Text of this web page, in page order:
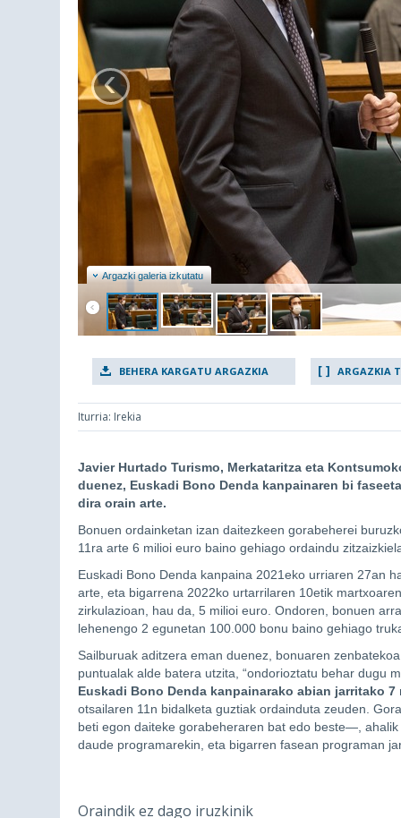
‹
Argazki galeria izkutatu
BEHERA KARGATU ARGAZKIA ARGAZKIA
Iturria: Irekia
Javier Hurtado Turismo, Merkataritza eta
duenez, Euskadi Bono Denda kanpainaren bi
dira orain arte.
Bonuen ordainketan izan daitezkeen gorabeherei
11ra arte 6 milioi euro baino gehiago ordaindu
Euskadi Bono Denda kanpaina 2021eko urriaren 27an
arte, eta bigarrena 2022ko urtarrilaren 10etik
zirkulazioan, hau da, 5 milioi euro. Ondoren, bonuen
lehenengo 2 egunetan 100.000 bonu baino gehiago
Sailburuak aditzera eman duenez, bonuaren
puntualak alde batera utzita, “ondorioztatu behar dugu
Euskadi Bono Denda kanpainarako abian jarritako
otsailaren 11n bidalketa guztiak ordainduta zeuden.
beti egon daiteke gorabeheraren bat edo beste—,
daude programarekin, eta bigarren fasean programan
Oraindik ez dago iruzkinik